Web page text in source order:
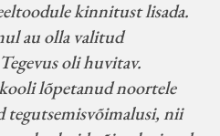
kinnitust lisada.
au olla valitud
oli huvitav.
lõpetanud noortele
tegutsemisvõimalusi, nii